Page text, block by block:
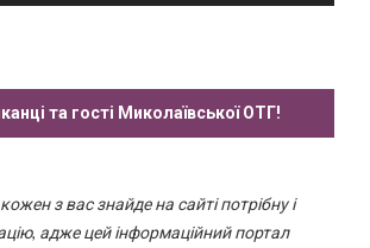
та гості Миколаївської ОТГ!
з вас знайде на сайті потрібну і
адже цей інформаційний портал